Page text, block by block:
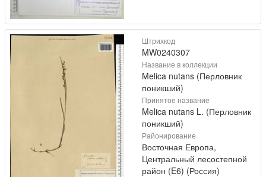
Штрихкод
MW0240307
Название в коллекции
Melica nutans (Перловник
поникший)
Принятое название
Melica nutans L. (Перловник
поникший)
Районирование
Восточная Европа,
Центральный лесостепной
район (E6) (Россия)